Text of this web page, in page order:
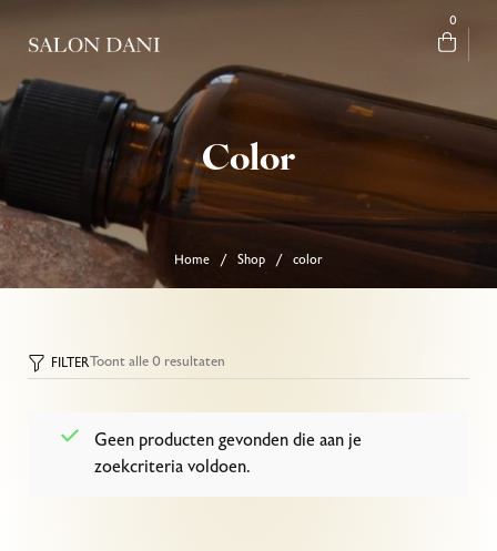
0
Color
Home / Shop / color
FILTERToont alle 0 resultaten
Geen producten gevonden die aan je
zoekcriteria voldoen.